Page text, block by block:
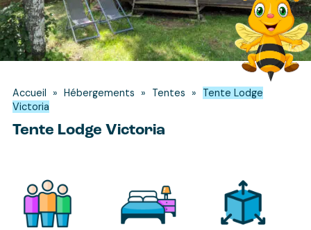
Accueil » Hébergements » Tentes »
Tente Lodge
Victoria
Tente Lodge Victoria